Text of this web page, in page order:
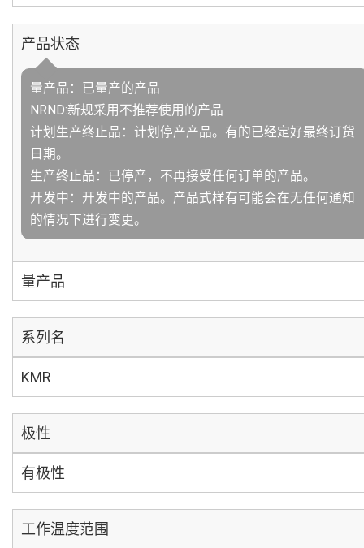
产品状态
量产品：已量产的产品
NRND:新规采用不推荐使用的产品
计划生产终止品：计划停产产品。有的已经定好最终订货
日期。
生产终止品：已停产，不再接受任何订单的产品。
开发中：开发中的产品。产品式样有可能会在无任何通知
的情况下进行变更。
量产品
系列名
KMR
极性
有极性
工作温度范围